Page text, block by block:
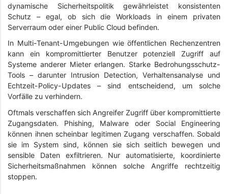
dynamische Sicherheitspolitik gewährleistet konsistenten
Schutz – egal, ob sich die Workloads in einem privaten
Serverraum oder einer Public Cloud befinden.
In Multi-Tenant-Umgebungen wie öffentlichen Rechenzentren
kann ein kompromittierter Benutzer potenziell Zugriff auf
Systeme anderer Mieter erlangen. Starke Bedrohungsschutz-
Tools – darunter Intrusion Detection, Verhaltensanalyse und
Echtzeit-Policy-Updates – sind entscheidend, um solche
Vorfälle zu verhindern.
Oftmals verschaffen sich Angreifer Zugriff über kompromittierte
Zugangsdaten. Phishing, Malware oder Social Engineering
können ihnen scheinbar legitimen Zugang verschaffen. Sobald
sie im System sind, können sie sich seitlich bewegen und
sensible Daten exfiltrieren. Nur automatisierte, koordinierte
Sicherheitsmaßnahmen können solche Angriffe rechtzeitig
stoppen.